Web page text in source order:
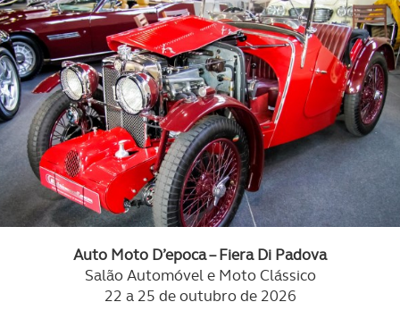
Auto Moto D’epoca – Fiera Di Padova
Salão Automóvel e Moto Clássico
22 a 25 de outubro de 2026